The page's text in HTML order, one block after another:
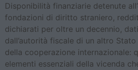
Disponibilità finanziarie detenute
fondazioni di diritto straniero,
dichiarati per oltre un decennio,
dall’autorità fiscale di un altro Stato
della cooperazione internazionale:
elementi essenziali della vicenda